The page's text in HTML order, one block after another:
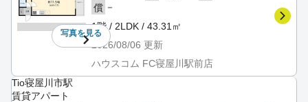
写真を見る
償 －
1階 / 2LDK / 43.31㎡
2026/08/06 更新
ハウスコム FC寝屋川駅前店
Tio寝屋川市駅
賃貸アパート